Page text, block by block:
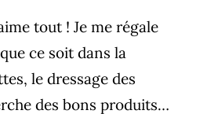
tout ! Je me régale
ce soit dans la
le dressage des
des bons produits…